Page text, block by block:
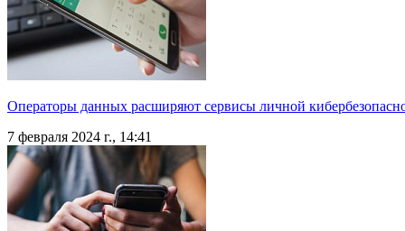
Операторы данных расширяют сервисы личной
7 февраля 2024 г., 14:41